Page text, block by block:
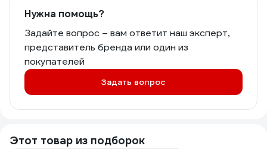
Нужна помощь?
Задайте вопрос – вам ответит наш эксперт,
представитель бренда или один из
покупателей
Задать вопрос
Этот товар из подборок